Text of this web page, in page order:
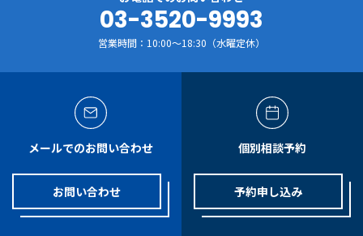
03-3520-9993
営業時間：10:00～18:30（水曜定休）
メールでのお問い合わせ
お問い合わせ
個別相談予約
予約申し込み